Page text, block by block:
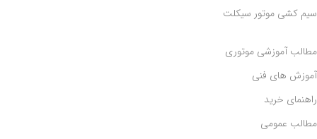
سیم کشی موتور سیکلت
مطالب آموزشی موتوری
آموزش های فنی
راهنمای خرید
مطالب عمومی